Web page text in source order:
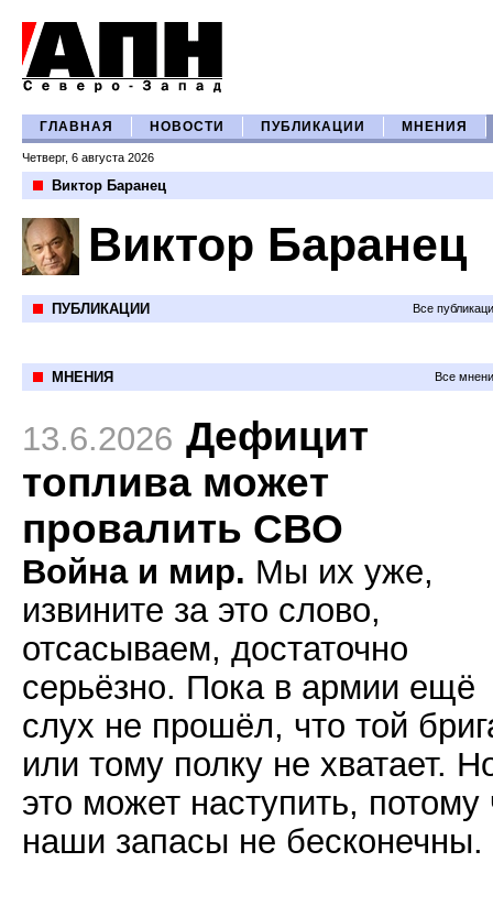
ГЛАВНАЯ НОВОСТИ ПУБЛИКАЦИИ МНЕНИЯ
Четверг, 6 августа 2026
Виктор Баранец
Виктор Баранец
ПУБЛИКАЦИИ Все
МНЕНИЯ Все
13.6.2026 Дефицит
топлива может
провалить СВО
Война и мир. Мы их уже,
извините за это слово,
отсасываем, достаточно
серьёзно. Пока в армии ещё
слух не прошёл, что той
или тому полку не хватает.
это может наступить, потому
наши запасы не бесконечны.